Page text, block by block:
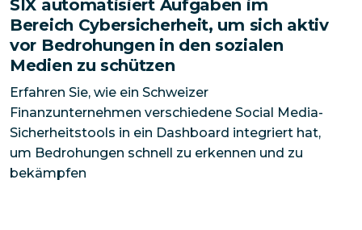
SIX automatisiert Aufgaben im
Bereich Cybersicherheit, um sich aktiv
vor Bedrohungen in den sozialen
Medien zu schützen
Erfahren Sie, wie ein Schweizer
Finanzunternehmen verschiedene Social Media-
Sicherheitstools in ein Dashboard integriert hat,
um Bedrohungen schnell zu erkennen und zu
bekämpfen